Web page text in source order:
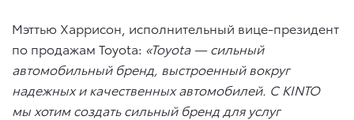
Мэттью Харрисон, исполнительный вице-президент
по продажам Toyota: «Toyota — сильный
автомобильный бренд, выстроенный вокруг
надежных и качественных автомобилей. С KINTO
мы хотим создать сильный бренд для услуг